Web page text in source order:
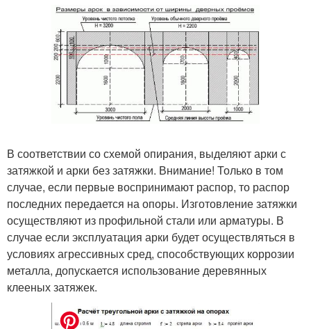
В соответствии со схемой опирания, выделяют арки с
затяжкой и арки без затяжки. Внимание! Только в том
случае, если первые воспринимают распор, то распор
последних передается на опоры. Изготовление затяжки
осуществляют из профильной стали или арматуры. В
случае если эксплуатация арки будет осуществляться в
условиях агрессивных сред, способствующих коррозии
металла, допускается использование деревянных
клееных затяжек.